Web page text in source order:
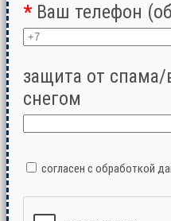
* Ваш телефон
защита от спама/
снегом
согласен с обработкой